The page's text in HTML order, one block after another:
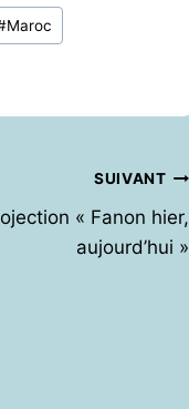
Maroc
SUIVANT
« Fanon hier,
aujourd’hui »